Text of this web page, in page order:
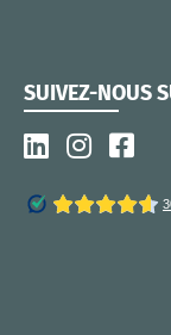
SUIVEZ-NOUS